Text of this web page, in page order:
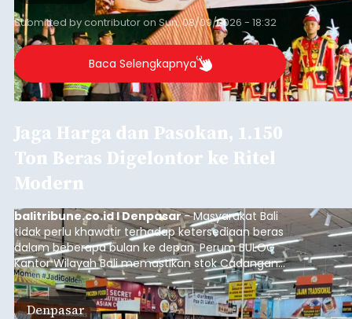
Submitted bycontributoron Sun, 08/09/2026 - 18:32
Baca Selengkapnya
Jaga Harga dan Pasokan, 1.150
Ton Beras Digelontor ke Ritel
Modern
balitribune.co.id I Denpasar- Masyarakat Bali
tidak perlu khawatir terhadap ketersediaan beras
dalam beberapa bulan ke depan. Perum BULOG
Kantor Wilayah Bali memastikan stok Cadangan
Beras Pemerintah (CBP) masih dalam kondisi
aman, bahkan diproyeksikan mampu memenuhi
kebutuhan masyarakat hingga sekitar 10 bulan.
Denpasar